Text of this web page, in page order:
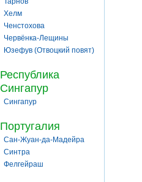
Хелм
Ченстохова
Червёнка-Лещины
Юзефув (Отвоцкий повят)
Республика
Сингапур
Сингапур
Португалия
Сан-Жуан-да-Мадейра
Синтра
Фелгейраш